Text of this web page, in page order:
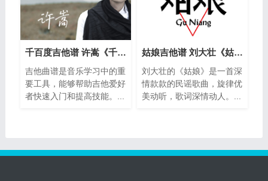
千百度吉他谱 许嵩《千百度》吉他弹唱谱
吉他曲谱是音乐学习中的重
要工具，能够帮助吉他爱好
者快速入门和提高技能。...
姑娘吉他谱 刘大壮《姑娘》吉他弹唱谱
刘大壮的《姑娘》是一首深
情款款的民谣歌曲，旋律优
美动听，歌词深情动人。...